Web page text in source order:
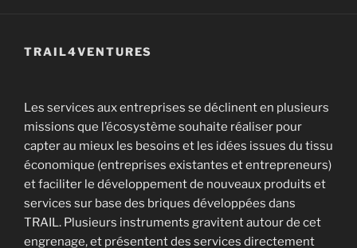
TRAIL4VENTURES
Les services aux entreprises se déclinent en plusieurs
missions que l’écosystème souhaite réaliser pour
capter au mieux les besoins et les idées issues du tissu
économique (entreprises existantes et entrepreneurs)
et faciliter le développement de nouveaux produits et
services sur base des briques développées dans
TRAIL. Plusieurs instruments gravitent autour de cet
engrenage, et présentent des services directement